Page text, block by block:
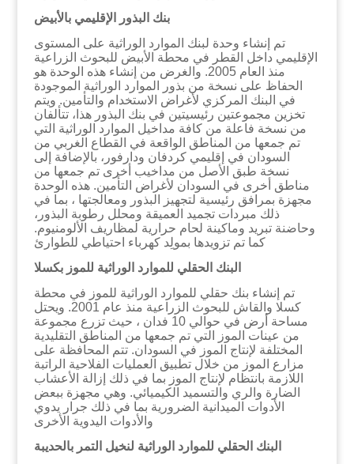
بنك البذور الإقليمي بالأبيض
تم إنشاء وحدة لبنك الموارد الوراثية على المستوى
الإقليمي داخل القطر في محطة الأبيض للبحوث الزراعية
منذ العام 2005. والغرض من إنشاء هذه الوحدة هو
الحفاظ على نسخة من بذور الموارد الوراثية الموجودة
في البنك المركزي لأغراض الاستخدام والتأمين. ويتم
تخزين مجموعتين رئيسيتين في بنك البذور هذا، تتألفان
من نسخة فاعلة من كافة مداخيل الموارد الوراثية التي
تم جمعها من المناطق الواقعة في القطاع الغربي من
السودان في إقليمي كردفان ودارفور، بالإضافة إلى
نسخة طبق الأصل من مداخيب أخرى تم جمعها من
مناطق أخرى في السودان لأغراض التأمين. هذه الوحدة
مجهزة بمرافق رئيسية لتجهيز البذور ومعالجتها ، بما في
ذلك مبردات تجميد العميقة ومحلل رطوبة البذور،
وحاضنة تبريد وماكينة لحام حرارية لمظاريف الألومنيوم.
كما تم تزويدها بمولِد كهرباء احتياطي للطوارئ
البنك الحقلي للموارد الوراثية للموز بكسلا
تم إنشاء بنك حقلي للموارد الوراثية للموز في محطة
كسلا والقاش للبحوث الزراعية منذ عام 2001. ويحتل
مساحة أرض في حوالي 10 فدان ، حيث تزرع مجموعة
من عينات الموز التي تم جمعها من المناطق التقليدية
المختلفة لإنتاج الموز في السودان. تتم المحافظة على
مزارع الموز من خلال تطبيق العمليات الفلاحية الراتبة
اللازمة بانتظام لإنتاج الموز بما في ذلك إزالة الأعشاب
الضارة والري والتسميد الكيميائي. وهي مجهزة ببعض
الأدوات الميدانية الضرورية بما في ذلك جرار يدوي
والأدوات اليدوية الأخرى
البنك الحقلي للموارد الوراثية لنخيل التمر بالحديبة